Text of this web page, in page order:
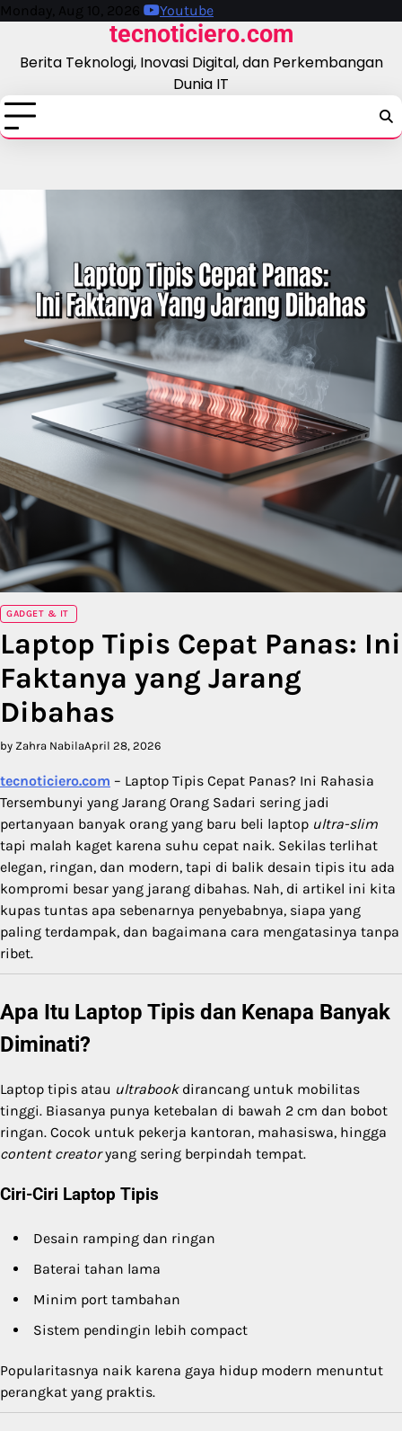
Skip
content
Monday, Aug 10, 2026 Youtube
tecnoticiero.com
Berita Teknologi, Inovasi Digital, dan Perkembangan
Dunia IT
GADGET & IT
Laptop Tipis Cepat Panas: Ini
Faktanya yang Jarang
Dibahas
by Zahra NabilaApril 28, 2026
tecnoticiero.com – Laptop Tipis Cepat Panas? Ini Rahasia
Tersembunyi yang Jarang Orang Sadari sering jadi
pertanyaan banyak orang yang baru beli laptop ultra-slim
tapi malah kaget karena suhu cepat naik. Sekilas terlihat
elegan, ringan, dan modern, tapi di balik desain tipis itu ada
kompromi besar yang jarang dibahas. Nah, di artikel ini kita
kupas tuntas apa sebenarnya penyebabnya, siapa yang
paling terdampak, dan bagaimana cara mengatasinya tanpa
ribet.
Apa Itu Laptop Tipis dan Kenapa Banyak
Diminati?
Laptop tipis atau ultrabookdirancang untuk mobilitas
tinggi. Biasanya punya ketebalan di bawah 2 cm dan bobot
ringan. Cocok untuk pekerja kantoran, mahasiswa, hingga
content creatoryang sering berpindah tempat.
Ciri-Ciri Laptop Tipis
Desain ramping dan ringan
Baterai tahan lama
Minim port tambahan
Sistem pendingin lebih compact
Popularitasnya naik karena gaya hidup modern menuntut
perangkat yang praktis.